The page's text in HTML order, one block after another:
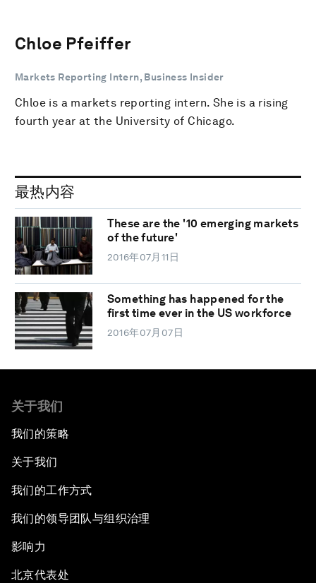
Chloe Pfeiffer
Markets Reporting Intern, Business Insider
Chloe is a markets reporting intern. She is a rising
fourth year at the University of Chicago.
最热内容
These are the '10 emerging markets
of the future'
2016年07月11日
Something has happened for the
first time ever in the US workforce
2016年07月07日
关于我们
我们的策略
关于我们
我们的工作方式
我们的领导团队与组织治理
影响力
北京代表处